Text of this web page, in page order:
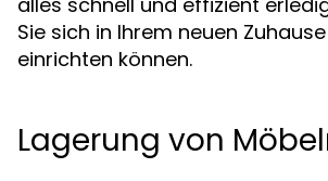
Sie sich in Ihrem neuen
einrichten können.
Lagerung von